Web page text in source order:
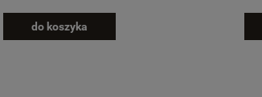
do koszyka